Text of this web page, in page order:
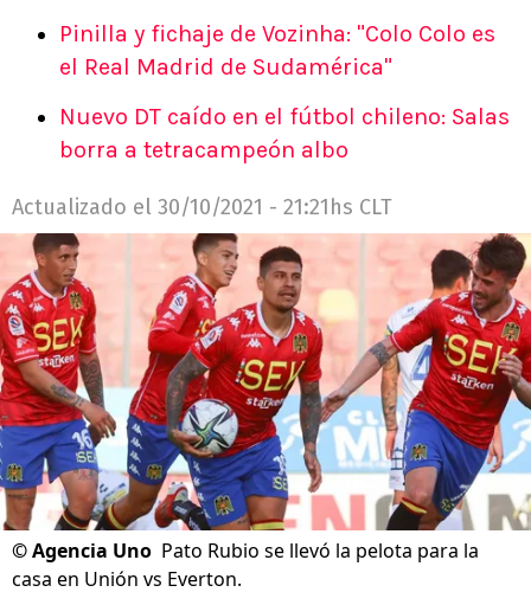
Pinilla y fichaje de Vozinha: "Colo Colo es
el Real Madrid de Sudamérica"
Nuevo DT caído en el fútbol chileno: Salas
borra a tetracampeón albo
Actualizado el 30/10/2021 - 21:21hs CLT
©Agencia Uno Pato Rubio se llevó la pelota para la
casa en Unión vs Everton.